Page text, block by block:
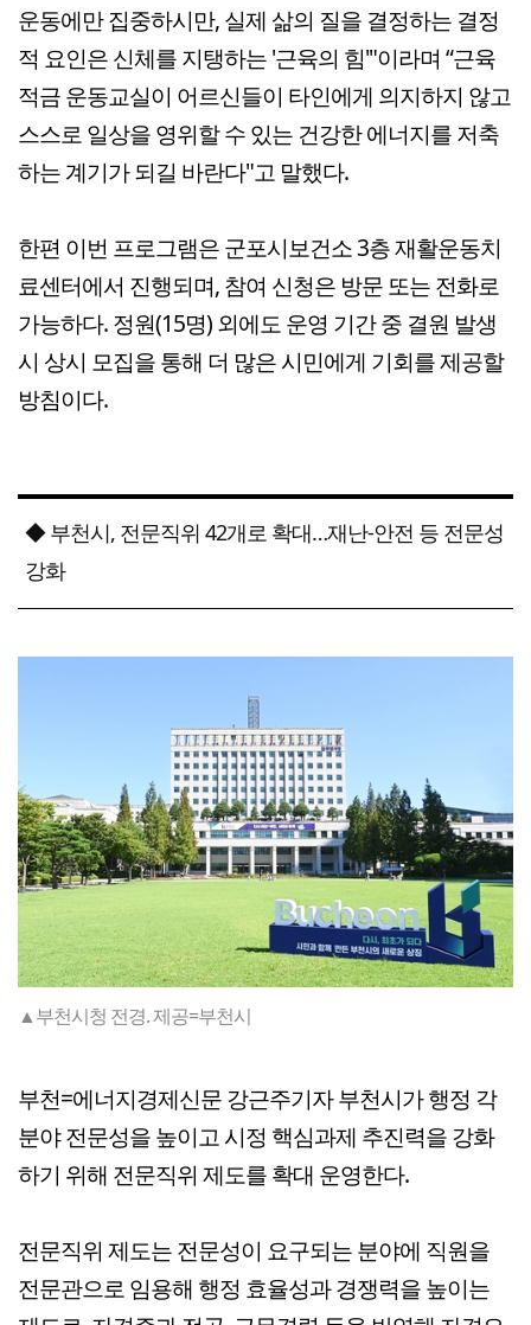
운동에만 집중하시만, 실제 삶의 질을 결정하는 결정
적 요인은 신체를 지탱하는 '근육의 힘'"이라며 “근육
적금 운동교실이 어르신들이 타인에게 의지하지 않고
스스로 일상을 영위할 수 있는 건강한 에너지를 저축
하는 계기가 되길 바란다"고 말했다.
한편 이번 프로그램은 군포시보건소 3층 재활운동치
료센터에서 진행되며, 참여 신청은 방문 또는 전화로
가능하다. 정원(15명) 외에도 운영 기간 중 결원 발생
시 상시 모집을 통해 더 많은 시민에게 기회를 제공할
방침이다.
◆ 부천시, 전문직위 42개로 확대…재난-안전 등 전문성
강화
▲부천시청 전경. 제공=부천시
부천=에너지경제신문 강근주기자 부천시가 행정 각
분야 전문성을 높이고 시정 핵심과제 추진력을 강화
하기 위해 전문직위 제도를 확대 운영한다.
전문직위 제도는 전문성이 요구되는 분야에 직원을
전문관으로 임용해 행정 효율성과 경쟁력을 높이는